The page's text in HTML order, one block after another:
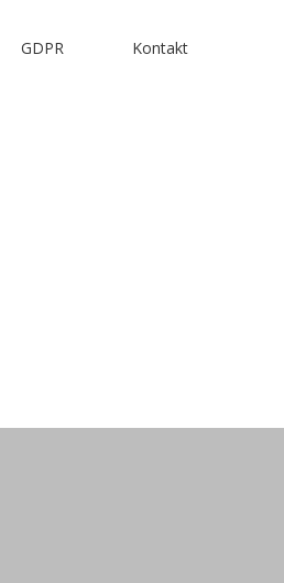
GDPR Kontakt